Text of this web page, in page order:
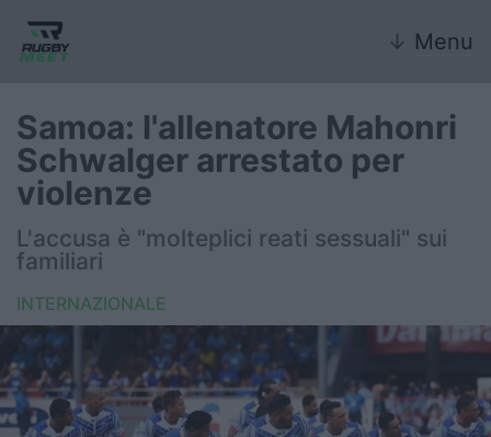
↓ Menu
Nazionale
Nazionali giovanili
FIR
Internazionale
6 Nazioni
Samoa: l'allenatore Mahonri
Schwalger arrestato per
violenze
L'accusa è "molteplici reati sessuali" sui
familiari
INTERNAZIONALE